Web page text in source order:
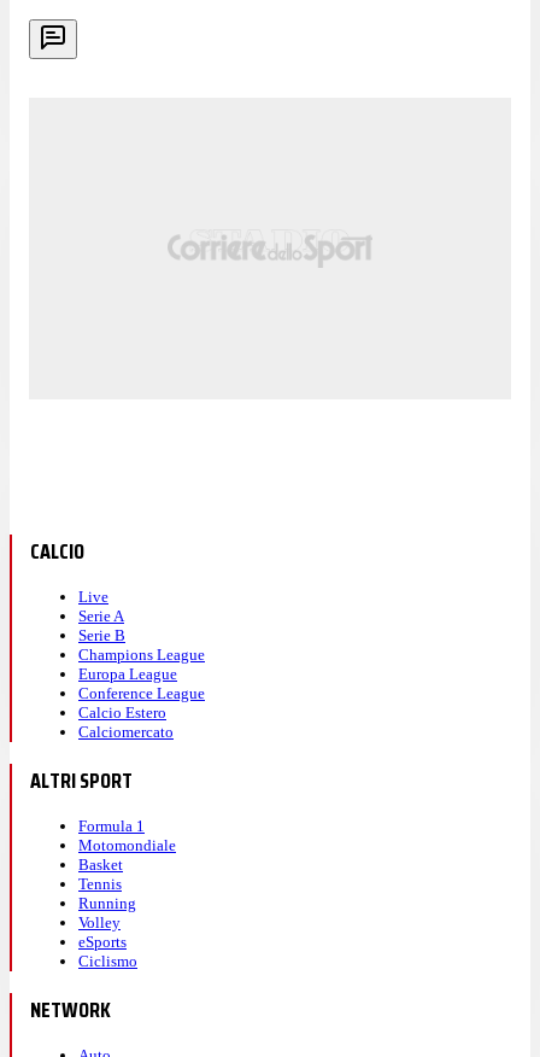
CALCIO
Live
Serie A
Serie B
Champions League
Europa League
Conference League
Calcio Estero
Calciomercato
ALTRI SPORT
Formula 1
Motomondiale
Basket
Tennis
Running
Volley
eSports
Ciclismo
NETWORK